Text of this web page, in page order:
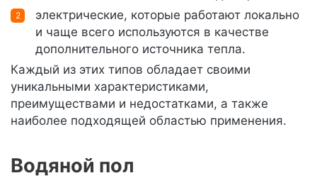
электрические, которые работают локально
и чаще всего используются в качестве
дополнительного источника тепла.
Каждый из этих типов обладает своими
уникальными характеристиками,
преимуществами и недостатками, а также
наиболее подходящей областью применения.
Водяной пол